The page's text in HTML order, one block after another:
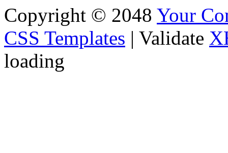
Copyright © 2048 Your
CSS Templates | Validate
loading